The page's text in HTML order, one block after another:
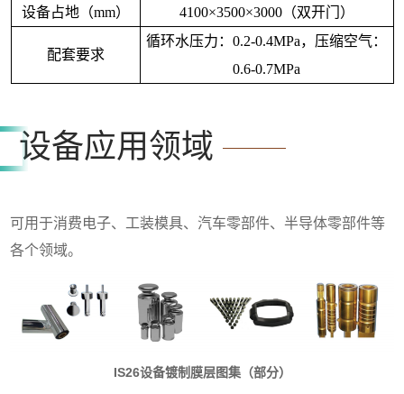
设备占地（mm） 4100×3500×3000（双开门）
配套要求
循环水压力： 0.2-0.4MPa，压缩空气：
0.6-0.7MPa
设备应用领域
可用于消费电子、工装模具、汽车零部件、半导体零部件等
各个领域。
IS26设备镀制膜层图集（部分）